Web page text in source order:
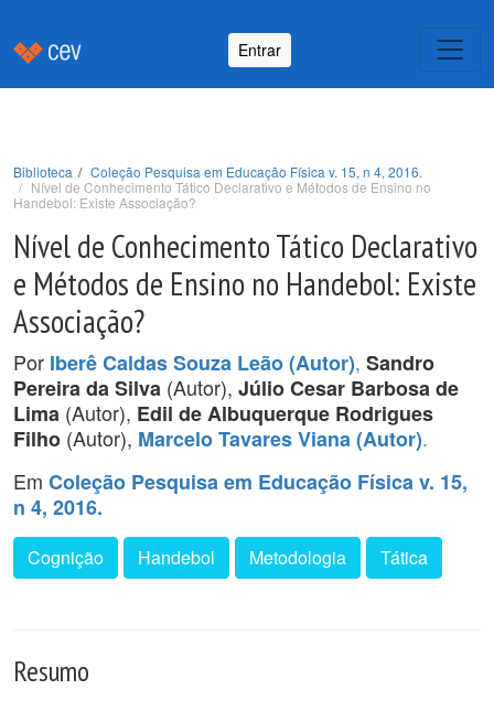
Entrar
Biblioteca
Coleção Pesquisa em Educação Física v. 15, n 4, 2016.
Nível de Conhecimento Tático Declarativo e Métodos de Ensino no
Handebol: Existe Associação?
Nível de Conhecimento Tático Declarativo
e Métodos de Ensino no Handebol: Existe
Associação?
Por Iberê Caldas Souza Leão (Autor), Sandro
Pereira da Silva (Autor), Júlio Cesar Barbosa de
Lima (Autor), Edil de Albuquerque Rodrigues
Filho (Autor), Marcelo Tavares Viana (Autor).
Em Coleção Pesquisa em Educação Física v. 15,
n 4, 2016.
Cognição Handebol Metodologia Tática
Resumo